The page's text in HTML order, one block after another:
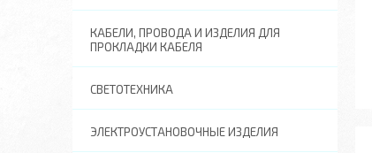
КАБЕЛИ, ПРОВОДА И ИЗДЕЛИЯ ДЛЯ
ПРОКЛАДКИ КАБЕЛЯ
СВЕТОТЕХНИКА
ЭЛЕКТРОУСТАНОВОЧНЫЕ ИЗДЕЛИЯ